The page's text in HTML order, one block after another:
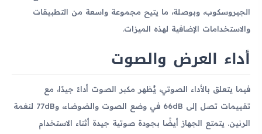
الجيروسكوب، وبوصلة، ما يتيح مجموعة واسعة من التطبيقات
والاستخدامات الإضافية لهذه الميزات.
أداء العرض والصوت
فيما يتعلق بالأداء الصوتي، يُظهر مكبر الصوت أداءً جيدًا، مع
تقييمات تصل إلى 66dB في وضع الصوت والضوضاء، و77dB لنغمة
الرنين. يتمتع الجهاز أيضًا بجودة صوتية جيدة أثناء الاستخدام